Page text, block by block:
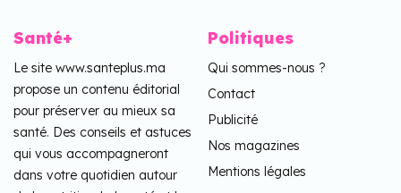
Santé+
Le site www.santeplus.ma
propose un contenu éditorial
pour préserver au mieux sa
santé. Des conseils et astuces
qui vous accompagneront
dans votre quotidien autour
Politiques
Qui sommes-nous ?
Contact
Publicité
Nos magazines
Mentions légales